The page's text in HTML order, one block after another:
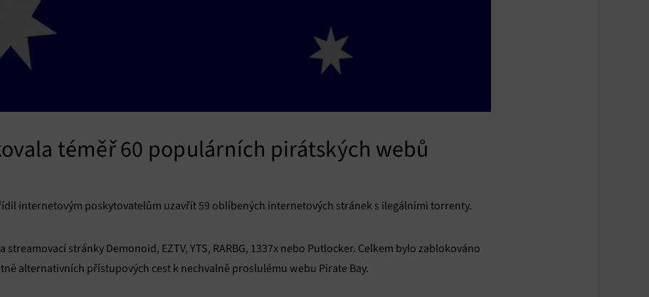
téměř 60 populárních pirátských webů
internetovým poskytovatelům uzavřít 59 oblíbených internetových stránek s ilegálními torrenty.
stránky Demonoid, EZTV, YTS, RARBG, 1337x nebo Putlocker. Celkem bylo zablokováno
alternativních přístupových cest k nechvalně proslulému webu Pirate Bay.